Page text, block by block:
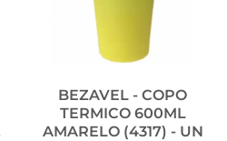
BEZAVEL - COPO
TERMICO 600ML
AMARELO (4317) - UN